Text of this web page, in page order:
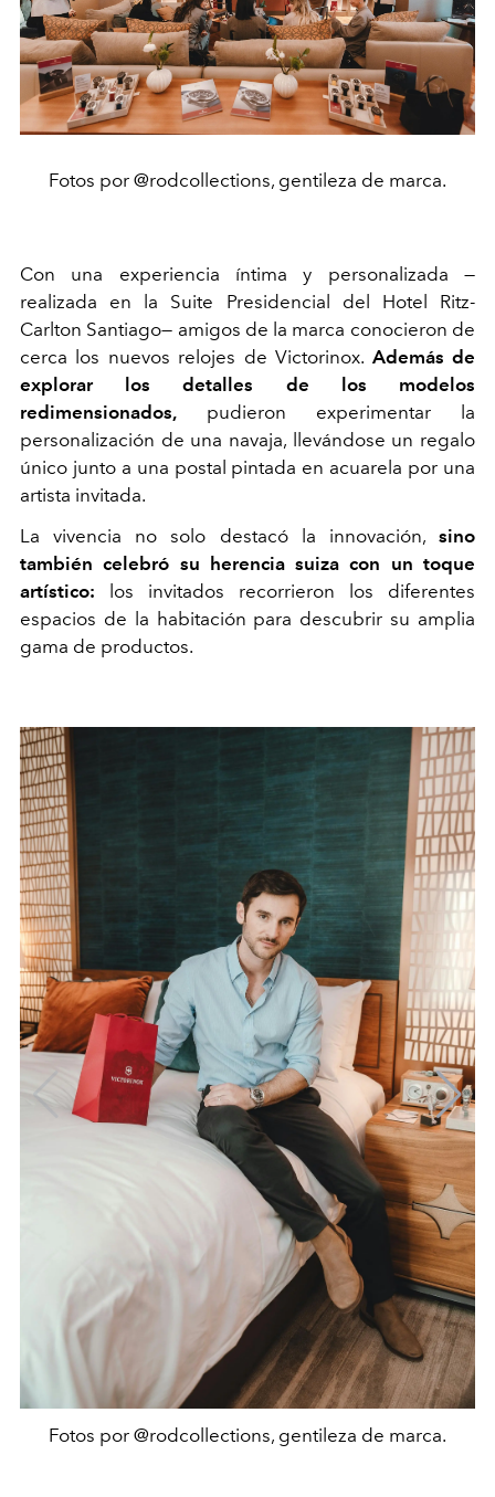
Fotos por @rodcollections, gentileza de marca.
Con una experiencia íntima y personalizada —
realizada en la Suite Presidencial del Hotel Ritz-
Carlton Santiago— amigos de la marca conocieron de
cerca los nuevos relojes de Victorinox. Además de
explorar los detalles de los modelos
redimensionados, pudieron experimentar la
personalización de una navaja, llevándose un regalo
único junto a una postal pintada en acuarela por una
artista invitada.
La vivencia no solo destacó la innovación, sino
también celebró su herencia suiza con un toque
artístico: los invitados recorrieron los diferentes
espacios de la habitación para descubrir su amplia
gama de productos.
Fotos por @rodcollections, gentileza de marca.